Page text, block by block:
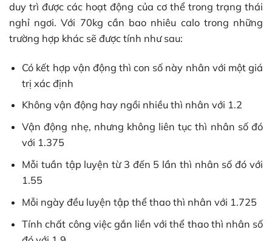
duy trì được các hoạt động của cơ thể trong trạng thái
nghỉ ngơi. Với 70kg cần bao nhiêu calo trong những
trường hợp khác sẽ được tính như sau:
Có kết hợp vận động thì con số này nhân với một giá
trị xác định
Không vận động hay ngồi nhiều thì nhân với 1.2
Vận động nhẹ, nhưng không liên tục thì nhân số đó
với 1.375
Mỗi tuần tập luyện từ 3 đến 5 lần thì nhân số đó với
1.55
Mỗi ngày đều luyện tập thể thao thì nhân với 1.725
Tính chất công việc gắn liền với thể thao thì nhân số